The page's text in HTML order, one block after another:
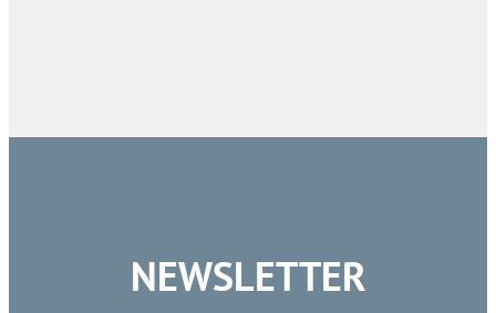
NEWSLETTER